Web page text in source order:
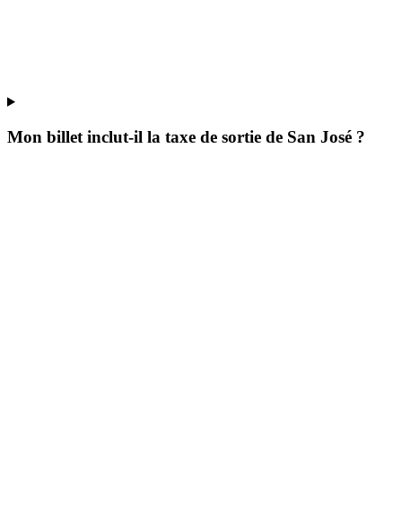
Mon billet inclut-il la taxe de sortie de San José ?